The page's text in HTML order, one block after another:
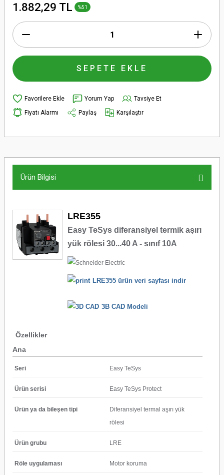
1.882,29 TL %51
SEPETE EKLE
Yorum Yap
Tavsiye Et
Fiyatı Alarmı
Paylaş Karşılaştır
Ürün Bilgisi
LRE355
Easy TeSys diferansiyel termik aşırı
yük rölesi 30...40 A - sınıf 10A
LRE355 ürün veri sayfası indir
3B CAD Modeli
Özellikler
Ana
Seri Easy TeSys
Ürün serisi Easy TeSys Protect
Ürün ya da bileşen tipi
Diferansiyel termal aşırı yük
rölesi
Ürün grubu LRE
Röle uygulaması Motor koruma